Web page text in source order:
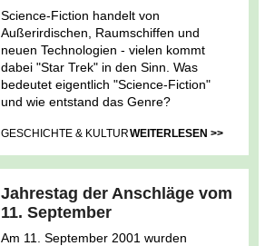
Science-Fiction handelt von
Außerirdischen, Raumschiffen und
neuen Technologien - vielen kommt
dabei "Star Trek" in den Sinn. Was
bedeutet eigentlich "Science-Fiction"
und wie entstand das Genre?
GESCHICHTE & KULTURWEITERLESEN >>
Jahrestag der Anschläge vom
11. September
Am 11. September 2001 wurden